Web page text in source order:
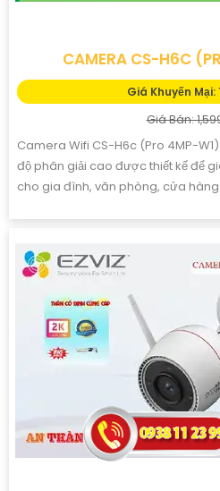
CAMERA WIFI EZVIZ
Giá Khuyến Mại:
Giá Bán:
Camera IP Wifi CS-H7c-R100-
chất lượng hình ảnh sắc nét lên